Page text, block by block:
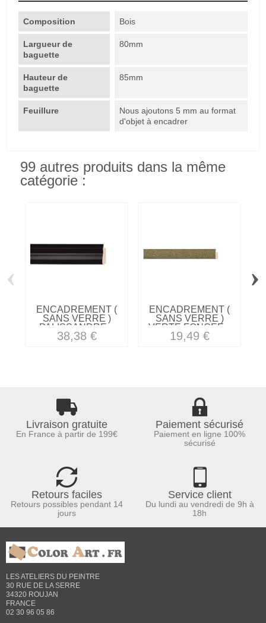
Composition Bois
Largueur de
baguette
80mm
Hauteur de
baguette
85mm
Feuillure
Nous ajoutons 5 mm au format
d'objet à encadrer
99 autres produits dans la même
catégorie :
ENCADREMENT (
SANS VERRE )
PALISSANDRE...
38,38 €
ENCADREMENT (
SANS VERRE )
VERTE FONCEE...
19,49 €
‹ ›
Livraison gratuite
En France à partir de 199€
Paiement sécurisé
Paiement en ligne 100%
sécurisé
Retours faciles
Retours possibles pendant 14
jours
Service client
Du lundi au vendredi de 9h à
18h
LES ATELIERS DU PEINTRE
30 RUE DE LA SERRE
34320 ROUJAN
FRANCE
02 30 96 05 86